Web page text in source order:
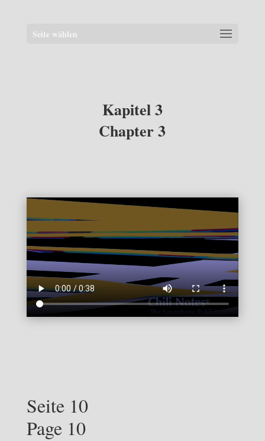
Seite wählen
Kapitel 3
Chapter 3
Seite 10
Page 10